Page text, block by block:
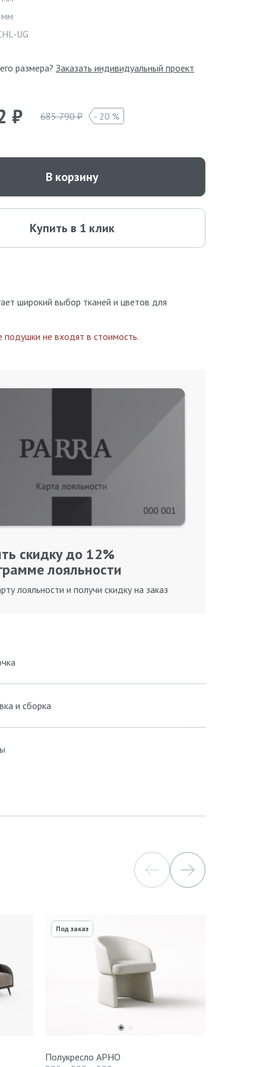
UG
размера? Заказать индивидуальный проект
₽ 685 790 ₽ 20 %
В корзину
Купить в 1 клик
широкий выбор тканей и цветов для
не входят в стоимость.
скидку до 12%
лояльности
лояльности и получи скидку на заказ
и сборка
Под заказ
Полукресло АРНО